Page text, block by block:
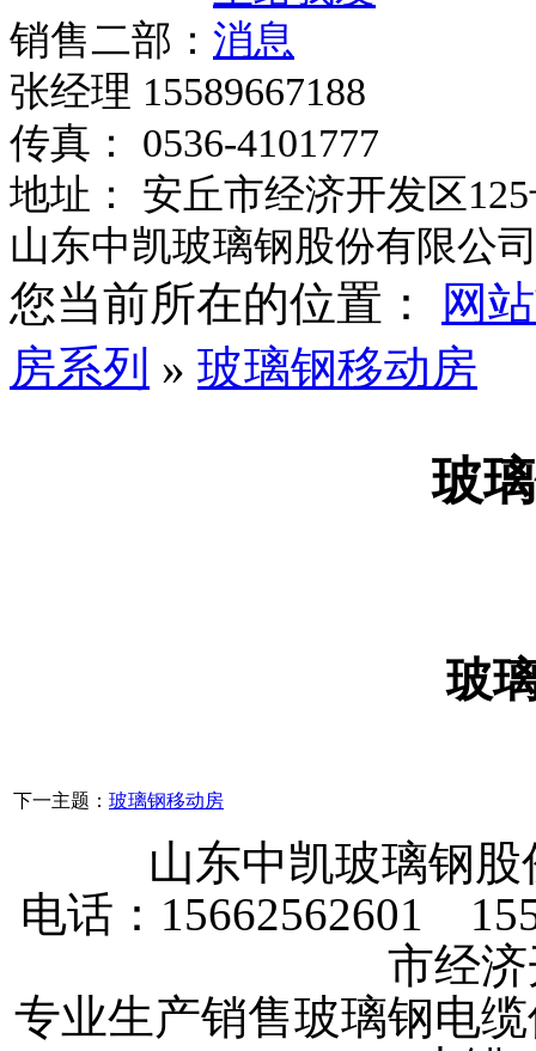
销售二部：
张经理 15589667188
传真： 0536-4101777
地址： 安丘市经济开发区
山东中凯玻璃钢股份有限公
您当前所在的位置：
网
房系列 » 玻璃钢移动房
玻
玻
下一主题： 玻璃钢移动房
山东中凯玻璃钢
电话：15662562601
市经
专业生产销售玻璃钢电